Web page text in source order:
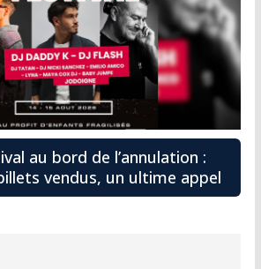
au bord de l’annulation :
vendus, un ultime appel